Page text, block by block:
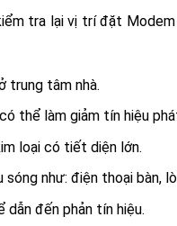
tra lại vị trí đặt
trung tâm nhà.
thể làm giảm tín hiệu
loại có tiết diện lớn.
như: điện thoại bàn,
đến phản tín hiệu.